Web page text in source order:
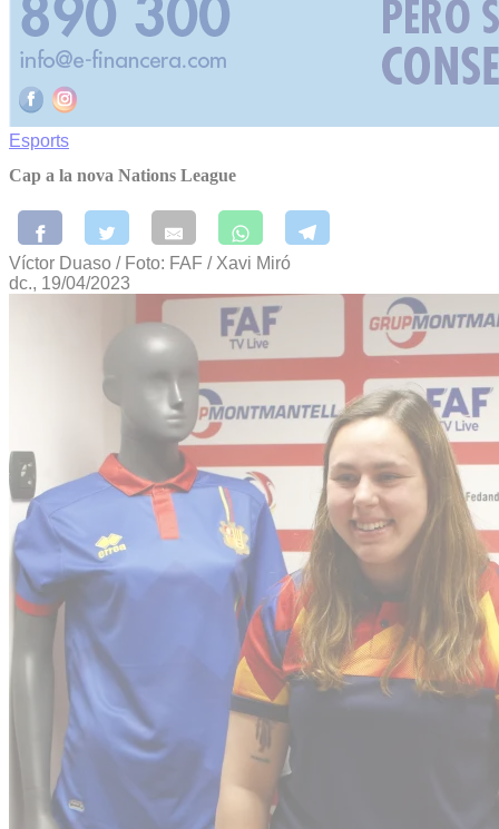
Esports
Cap a la nova Nations League
Víctor Duaso / Foto: FAF / Xavi Miró
dc., 19/04/2023